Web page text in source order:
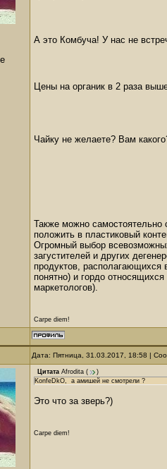
А это Комбуча! У нас не
Цены на органик в 2 раза
Чайку не желаете? Вам
Также можно самостоятельно
положить в пластиковый
Огромный выбор
загустителей и других
продуктов, располагающихся
понятно) и гордо
маркетологов).
Carpe diem!
Дата: Пятница, 31.03.2017, 18:58 |
Цитата Afrodita (
)
KonfeDkO, а амишей не смотрели ?
Это что за зверь?)
Carpe diem!